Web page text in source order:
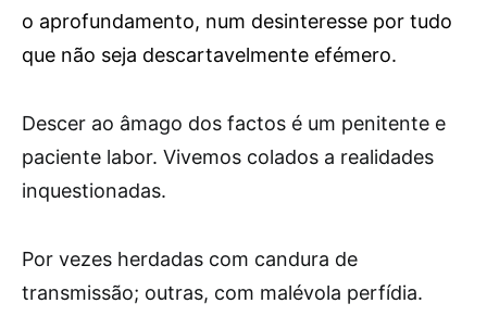
o aprofundamento, num desinteresse por tudo
que não seja descartavelmente efémero.
Descer ao âmago dos factos é um penitente e
paciente labor. Vivemos colados a realidades
inquestionadas.
Por vezes herdadas com candura de
transmissão; outras, com malévola perfídia.